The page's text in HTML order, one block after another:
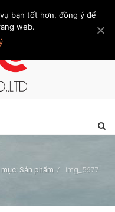
hệ Thành viên
Sản phẩm / img_5677
bạn tốt hơn, đồng ý để
web.